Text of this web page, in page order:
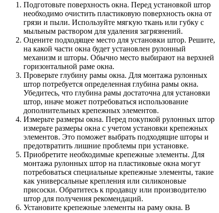
Подготовьте поверхность окна. Перед установкой штор
необходимо очистить пластиковую поверхность окна от
грязи и пыли. Используйте мягкую ткань или губку с
мыльным раствором для удаления загрязнений.
Оцените подходящее место для установки штор. Решите,
на какой части окна будет установлен рулонный
механизм и шторы. Обычно место выбирают на верхней
горизонтальной раме окна.
Проверьте глубину рамы окна. Для монтажа рулонных
штор потребуется определенная глубина рамы окна.
Убедитесь, что глубина рамы достаточна для установки
штор, иначе может потребоваться использование
дополнительных крепежных элементов.
Измерьте размеры окна. Перед покупкой рулонных штор
измерьте размеры окна с учетом установки крепежных
элементов. Это поможет выбрать подходящие шторы и
предотвратить лишние проблемы при установке.
Приобретите необходимые крепежные элементы. Для
монтажа рулонных штор на пластиковые окна могут
потребоваться специальные крепежные элементы, такие
как универсальные крепления или силиконовые
присоски. Обратитесь к продавцу или производителю
штор для получения рекомендаций.
Установите крепежные элементы на раму окна. В